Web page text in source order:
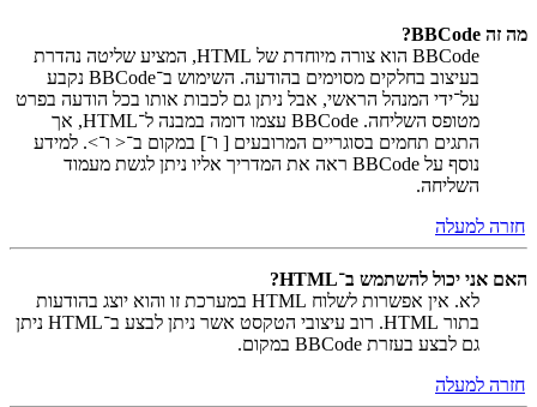
מה זה BBCode?
BBCode הוא צורה מיוחדת של HTML, המציע שליטה נהדרת
בעיצוב בחלקים מסוימים בהודעה. השימוש ב־BBCode נקבע
על־ידי המנהל הראשי, אבל ניתן גם לכבות אותו בכל הודעה בפרט
מטופס השליחה. BBCode עצמו דומה במבנה ל־HTML, אך
התגים תחמים בסוגריים המרובעים [ ו־] במקום ב־< ו־>. למידע
נוסף על BBCode ראה את המדריך אליו ניתן לגשת מעמוד
השליחה.
חזרה למעלה
האם אני יכול להשתמש ב־HTML?
לא. אין אפשרות לשלוח HTML במערכת זו והוא יוצג בהודעות
בתור HTML. רוב עיצובי הטקסט אשר ניתן לבצע ב־HTML ניתן
גם לבצע בעזרת BBCode במקום.
חזרה למעלה